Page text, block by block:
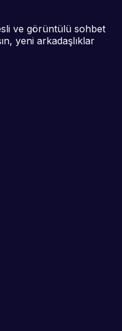
ve görüntülü sohbet
yeni arkadaşlıklar